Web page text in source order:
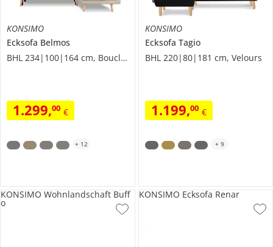
KONSIMO
Ecksofa Belmos
BHL 234|100|164 cm, Boucléstoff
1.299,00 €
+ 12
KONSIMO
Ecksofa Tagio
BHL 220|80|181 cm, Velours
1.199,00 €
+ 9
KONSIMO Wohnlandschaft Buff
o
KONSIMO Ecksofa Renar